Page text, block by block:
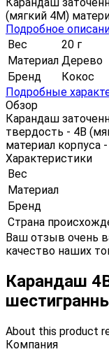
(мягкий 4М)
Подробное
Вес
20 г
Материал Дерево
Бренд
Кокос
Подробные
Обзор
Карандаш
твердость - 4В
материал корпуса
Характеристики
Вес
Материал
Бренд
Страна
Ваш отзыв очень
качество наших
Карандаш
About this product
Компания